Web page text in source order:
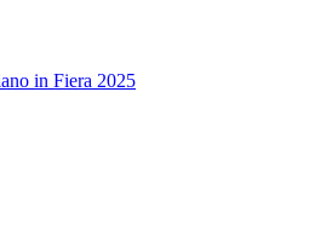
in Fiera 2025